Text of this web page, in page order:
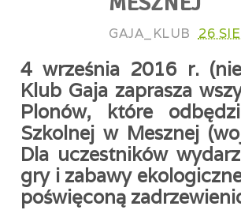
GAJA_KLUB 26
4 września 2016 r.
Klub Gaja zaprasza
Plonów, które
Szkolnej w Mesznej
Dla uczestników
gry i zabawy
poświęconą